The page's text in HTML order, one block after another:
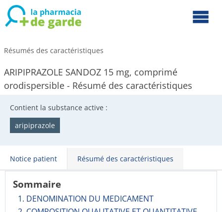
Résumés des caractéristiques
ARIPIPRAZOLE SANDOZ 15 mg, comprimé
orodispersible - Résumé des caractéristiques
Contient la substance active :
aripiprazole
Notice patient Résumé des caractéristiques
Sommaire
1. DENOMINATION DU MEDICAMENT